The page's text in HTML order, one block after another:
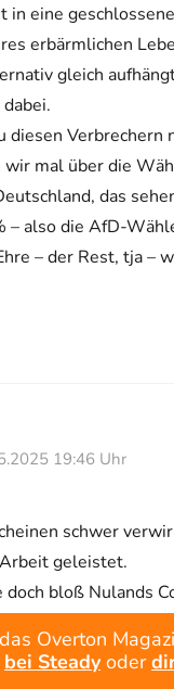
in eine
erbärmlichen
gleich
diesen Verbrechern
wir mal über die
das
– also die AfD-
– der Rest, tja –
19:46 Uhr
schwer
geleistet.
doch bloß Nulands
Overton
bei Steady oder